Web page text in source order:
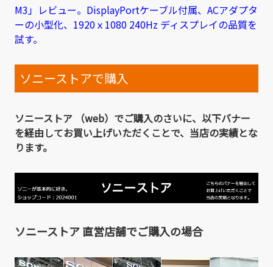
M3」レビュー。DisplayPortケーブル付属、ACアダプタ
ーの小型化、1920ｘ1080 240Hz ディスプレイの品質を
試す。
ソニーストアで購入
ソニーストア （web）でご購入のさいに、以下バナー
を経由してお買い上げいただくことで、当店の実績とな
ります。
ソニーストア 直営店舗でご購入の場合